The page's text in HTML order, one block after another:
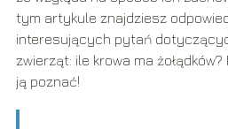
tym artykule znajdziesz
interesujących pytań
zwierząt: ile krowa ma
ją poznać!